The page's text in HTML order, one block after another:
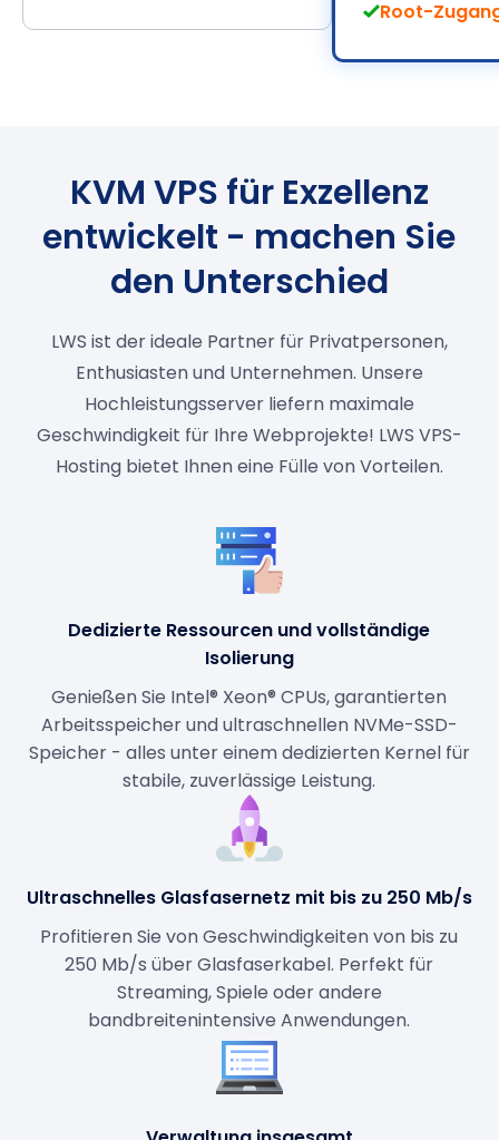
Root-
KVM VPS für Exzellenz
entwickelt - machen Sie
den Unterschied
LWS ist der ideale Partner für Privatpersonen,
Enthusiasten und Unternehmen. Unsere
Hochleistungsserver liefern maximale
Geschwindigkeit für Ihre Webprojekte! LWS VPS-
Hosting bietet Ihnen eine Fülle von Vorteilen.
Dedizierte Ressourcen und vollständige
Isolierung
Genießen Sie Intel® Xeon® CPUs, garantierten
Arbeitsspeicher und ultraschnellen NVMe-SSD-
Speicher - alles unter einem dedizierten Kernel für
stabile, zuverlässige Leistung.
Ultraschnelles Glasfasernetz mit bis zu 250 Mb/s
Profitieren Sie von Geschwindigkeiten von bis zu
250 Mb/s über Glasfaserkabel. Perfekt für
Streaming, Spiele oder andere
bandbreitenintensive Anwendungen.